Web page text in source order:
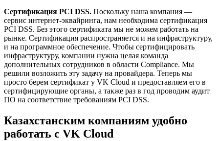
Сертификация PCI DSS. Поскольку наша компания —
сервис интернет-эквайринга, нам необходима сертификация
PCI DSS. Без этого сертификата мы не можем работать на
рынке. Сертификация распространяется и на инфраструктуру,
и на программное обеспечение. Чтобы сертифицировать
инфраструктуру, компании нужна целая команда
дополнительных сотрудников в области Compliance. Мы
решили возложить эту задачу на провайдера. Теперь мы
просто берем сертификат у VK Cloud и предоставляем его в
сертифицирующие органы, а также раз в год проводим аудит
ПО на соответствие требованиям PCI DSS.
Казахстанским компаниям удобно
работать с VK Cloud